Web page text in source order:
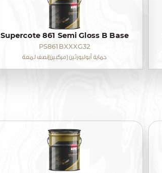
Supercote 861 Semi Gloss B Base
PS861BXXXG32
حماية أبوليورثين (مركبين)نصف لمعة